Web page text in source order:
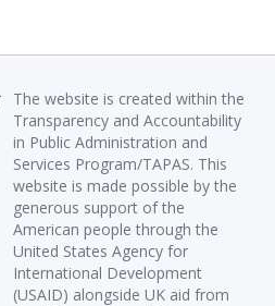
The website is created within the
Transparency and Accountability
in Public Administration and
Services Program/TAPAS. This
website is made possible by the
generous support of the
American people through the
United States Agency for
International Development
(USAID) alongside UK aid from